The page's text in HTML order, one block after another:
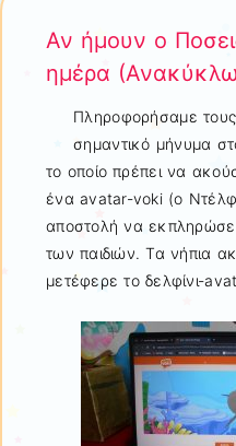
Αν ήμουν ο
ημέρα
Πληροφορήσαμε
σημαντικό μήνυμα
το οποίο πρέπει να
ένα avatar-voki (ο
αποστολή να
των παιδιών. Τα νήπια
μετέφερε το δελφίνι-